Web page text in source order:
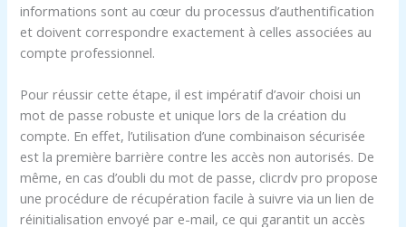
informations sont au cœur du processus d’authentification
et doivent correspondre exactement à celles associées au
compte professionnel.
Pour réussir cette étape, il est impératif d’avoir choisi un
mot de passe robuste et unique lors de la création du
compte. En effet, l’utilisation d’une combinaison sécurisée
est la première barrière contre les accès non autorisés. De
même, en cas d’oubli du mot de passe, clicrdv pro propose
une procédure de récupération facile à suivre via un lien de
réinitialisation envoyé par e-mail, ce qui garantit un accès